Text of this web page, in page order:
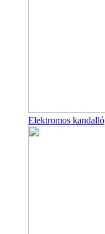
Elektromos kandalló